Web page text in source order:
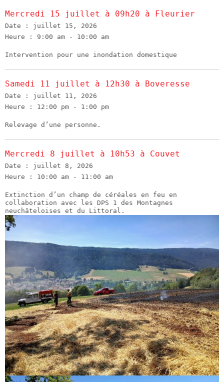
Mercredi 15 juillet à 09h20 à Fleurier
Date : juillet 15, 2026
Heure : 9:00 am - 10:00 am
Intervention pour une inondation domestique
Samedi 11 juillet à 12h30 à Boveresse
Date : juillet 11, 2026
Heure : 12:00 pm - 1:00 pm
Relevage d’une personne.
Mercredi 8 juillet à 10h53 à Couvet
Date : juillet 8, 2026
Heure : 10:00 am - 11:00 am
Extinction d’un champ de céréales en feu en
collaboration avec les DPS 1 des Montagnes
neuchâteloises et du Littoral.